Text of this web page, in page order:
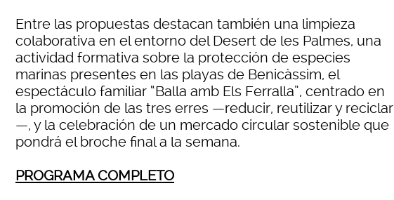
Entre las propuestas destacan también una limpieza
colaborativa en el entorno del Desert de les Palmes, una
actividad formativa sobre la protección de especies
marinas presentes en las playas de Benicàssim, el
espectáculo familiar “Balla amb Els Ferralla”, centrado en
la promoción de las tres erres —reducir, reutilizar y reciclar
—, y la celebración de un mercado circular sostenible que
pondrá el broche final a la semana.
PROGRAMA COMPLETO